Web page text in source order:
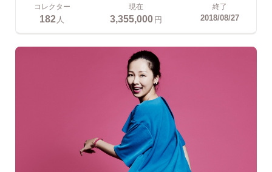
コレクター
182人
現在
3,355,000円
終了
2018/08/27